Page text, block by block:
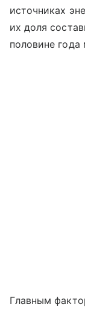
источниках
их доля
половине года
Главным